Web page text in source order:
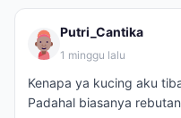
Putri_Cantika
1 minggu lalu
Kenapa ya kucing aku
Padahal biasanya